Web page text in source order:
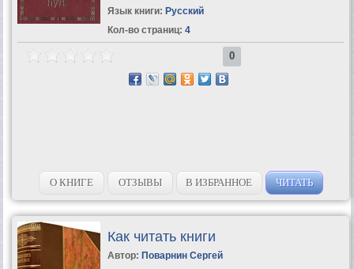
Язык книги: Русский
Кол-во страниц: 4
0
О КНИГЕ ОТЗЫВЫ В ИЗБРАННОЕ ЧИТАТЬ
Как читать книги
Автор: Поварнин Сергей